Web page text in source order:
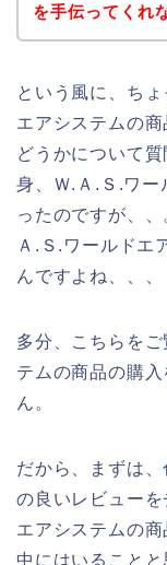
を手伝ってくれ
という風に、ち
エアシステムの
どうかについて
身、Ｗ.Ａ.Ｓ.ワー
ったのですが、
Ａ.Ｓ.ワールドエ
んですよね、、、
多分、こちらを
テムの商品の購
ん。
だから、まずは
の良いレビュー
エアシステムの
中にはいることと